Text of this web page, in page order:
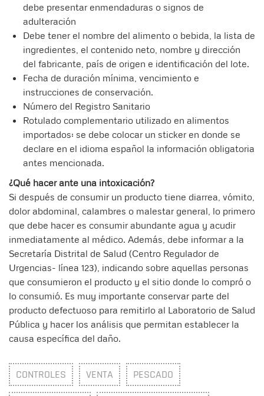
debe presentar enmendaduras o signos de
adulteración
Debe tener el nombre del alimento o bebida, la lista de
ingredientes, el contenido neto, nombre y dirección
del fabricante, país de origen e identificación del lote.
Fecha de duración mínima, vencimiento e
instrucciones de conservación.
Número del Registro Sanitario
Rotulado complementario utilizado en alimentos
importados: se debe colocar un sticker en donde se
declare en el idioma español la información obligatoria
antes mencionada.
¿Qué hacer ante una intoxicación?
Si después de consumir un producto tiene diarrea, vómito,
dolor abdominal, calambres o malestar general, lo primero
que debe hacer es consumir abundante agua y acudir
inmediatamente al médico. Además, debe informar a la
Secretaría Distrital de Salud (Centro Regulador de
Urgencias- línea 123), indicando sobre aquellas personas
que consumieron el producto y el sitio donde lo compró o
lo consumió. Es muy importante conservar parte del
producto defectuoso para remitirlo al Laboratorio de Salud
Pública y hacer los análisis que permitan establecer la
causa específica del daño.
CONTROLES VENTA PESCADO